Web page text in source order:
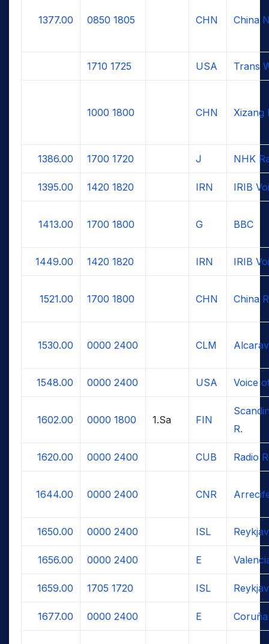
1377.00 0850 1805 CHN China
1710 1725 USA Trans
1000 1800 CHN Xizang
1386.00 1700 1720 J NHK
1395.00 1420 1820 IRN IRIB
1413.00 1700 1800 G BBC
1449.00 1420 1820 IRN IRIB
1521.00 1700 1800 CHN China
1530.00 0000 2400 CLM
1548.00 0000 2400 USA Voice
1602.00 0000 1800 1.Sa FIN
R.
1620.00 0000 2400 CUB Radio
1644.00 0000 2400 CNR
1650.00 0000 2400 ISL
1656.00 0000 2400 E
1659.00 1705 1720 ISL
1677.00 0000 2400 E